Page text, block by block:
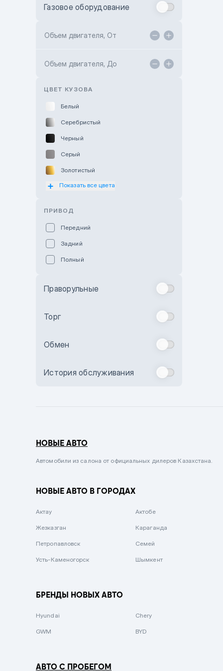
Toyota Kokshetau
Hyundai ShymCity
Газовое оборудование
Объем двигателя, От
Объем двигателя, До
ЦВЕТ КУЗОВА
Белый
Серебристый
Черный
Серый
Золотистый
Оранжевый
Бежевый
Комбинированный
Сиреневый металлик
Вишневый
Зеленый металлик
Показать все цвета
ПРИВОД
Передний
Задний
Полный
Праворульные
Торг
Обмен
История обслуживания
НОВЫЕ АВТО
Автомобили из салона от официальных дилеров Казахстана.
НОВЫЕ АВТО В ГОРОДАХ
Актау Актобе
Жезказган Караганда
Петропавловск Семей
Усть-Каменогорск Шымкент
БРЕНДЫ НОВЫХ АВТО
Hyundai Chery
GWM BYD
АВТО С ПРОБЕГОМ